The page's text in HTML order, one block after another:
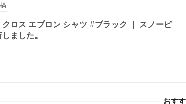
クロス エプロン シャツ #ブラック ｜ スノーピ
ました。
おす